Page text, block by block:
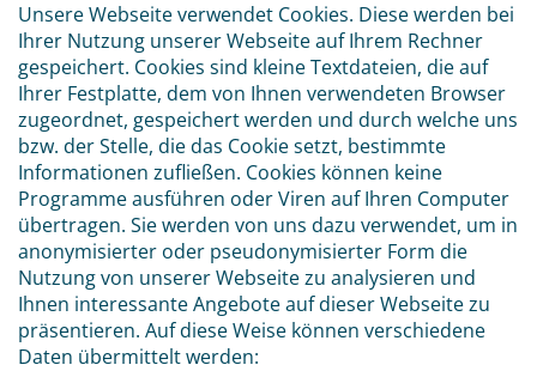
Unsere Webseite verwendet Cookies. Diese werden bei
Ihrer Nutzung unserer Webseite auf Ihrem Rechner
gespeichert. Cookies sind kleine Textdateien, die auf
Ihrer Festplatte, dem von Ihnen verwendeten Browser
zugeordnet, gespeichert werden und durch welche uns
bzw. der Stelle, die das Cookie setzt, bestimmte
Informationen zufließen. Cookies können keine
Programme ausführen oder Viren auf Ihren Computer
übertragen. Sie werden von uns dazu verwendet, um in
anonymisierter oder pseudonymisierter Form die
Nutzung von unserer Webseite zu analysieren und
Ihnen interessante Angebote auf dieser Webseite zu
präsentieren. Auf diese Weise können verschiedene
Daten übermittelt werden: